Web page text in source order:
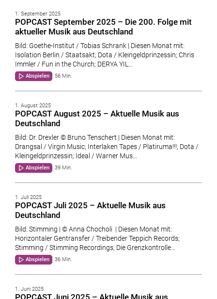
1. September 2025
POPCAST September 2025 – Die 200. Folge mit
aktueller Musik aus Deutschland
Bild: Goethe-Institut / Tobias Schrank | Diesen Monat mit:
Isolation Berlin / Staatsakt; Dota / Kleingeldprinzessin; Chris
Immler / Fun in the Church; DERYA YIL…
Abspielen 56 Min.
1. August 2025
POPCAST August 2025 – Aktuelle Musik aus
Deutschland
Bild: Dr. Drexler © Bruno Tenschert | Diesen Monat mit:
Drangsal / Virgin Music; Interlaken Tapes / Platiruma!!!; Dota /
Kleingeldprinzessin; Ideal / Warner Mus…
Abspielen 39 Min.
1. Juli 2025
POPCAST Juli 2025 – Aktuelle Musik aus
Deutschland
Bild: Stimming | © Anna Chocholi | Diesen Monat mit:
Horizontaler Gentransfer / Treibender Teppich Records;
Stimming / Stimming Recordings; Die Grenzkontrolle…
Abspielen 36 Min.
1. Juni 2025
POPCAST Juni 2025 – Aktuelle Musik aus